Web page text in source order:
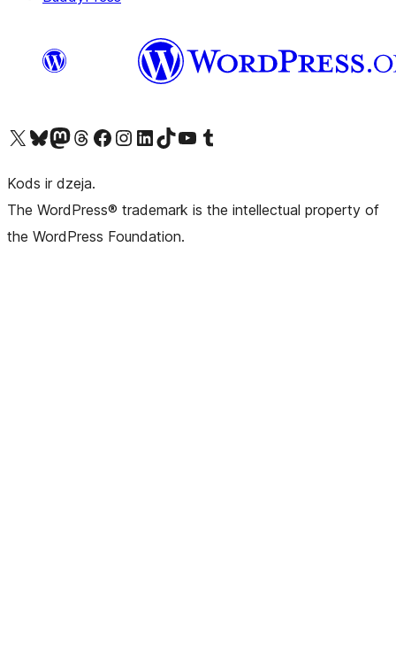
Apmeklējiet mūsu X (agrāk Twitter) kontu
Apmeklējiet mūsu Bluesky kontu
Apmeklējiet mūsu Mastodon kontu
Apmeklējiet mūsu Threads kontu
Apmeklējiet mūsu Facebook lapuApmeklējiet mūsu Instagram kontu
Apmeklējiet mūsu LinkedIn kontu
Apmeklējiet mūsu TikTok kontu
Apmeklējiet mūsu YouTube kanālu
Apmeklējiet mūsu Tumblr kontu
Kods ir dzeja.
The WordPress® trademark is the intellectual property of
the WordPress Foundation.